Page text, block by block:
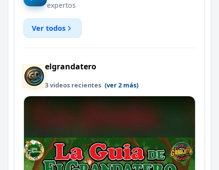
expertos
Ver todos
elgrandatero
3 videos recientes (ver 2 más)